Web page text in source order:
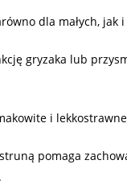
dla małych, jak
gryzaka lub
i
pomaga